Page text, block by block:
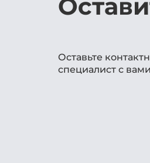
Оставьте
специалист с